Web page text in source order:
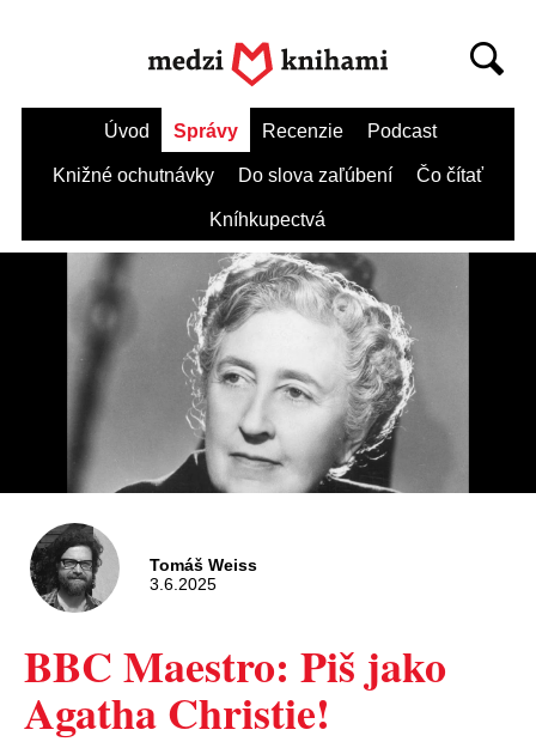
Úvod Správy Recenzie Podcast
Knižné ochutnávky Do slova zaľúbení Čo čítať
Kníhkupectvá
Tomáš Weiss
3.6.2025
BBC Maestro: Piš jako
Agatha Christie!